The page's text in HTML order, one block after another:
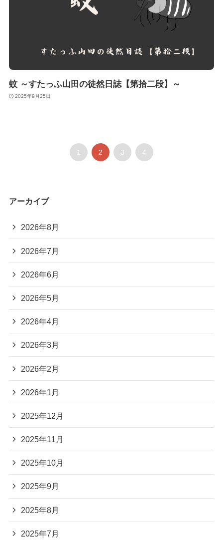
蚊 ～すたっふ山田の徒然日誌【第拾二段】～
2025年9月25日
1 2 3 4
アーカイブ
2026年8月
2026年7月
2026年6月
2026年5月
2026年4月
2026年3月
2026年2月
2026年1月
2025年12月
2025年11月
2025年10月
2025年9月
2025年8月
2025年7月